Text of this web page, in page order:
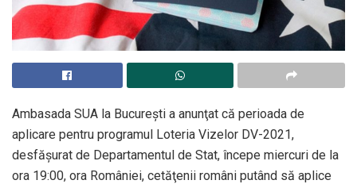
Ambasada SUA la Bucureşti a anunţat că perioada de
aplicare pentru programul Loteria Vizelor DV-2021,
desfăşurat de Departamentul de Stat, începe miercuri de la
ora 19:00, ora României, cetăţenii români putând să aplice